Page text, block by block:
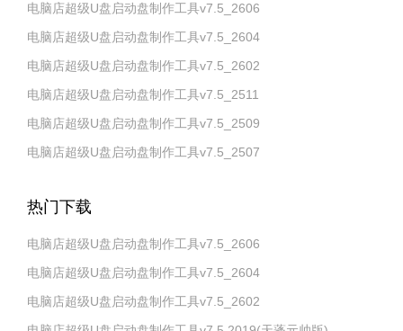
电脑店超级U盘启动盘制作工具v7.5_2606
电脑店超级U盘启动盘制作工具v7.5_2604
电脑店超级U盘启动盘制作工具v7.5_2602
电脑店超级U盘启动盘制作工具v7.5_2511
电脑店超级U盘启动盘制作工具v7.5_2509
电脑店超级U盘启动盘制作工具v7.5_2507
热门下载
电脑店超级U盘启动盘制作工具v7.5_2606
电脑店超级U盘启动盘制作工具v7.5_2604
电脑店超级U盘启动盘制作工具v7.5_2602